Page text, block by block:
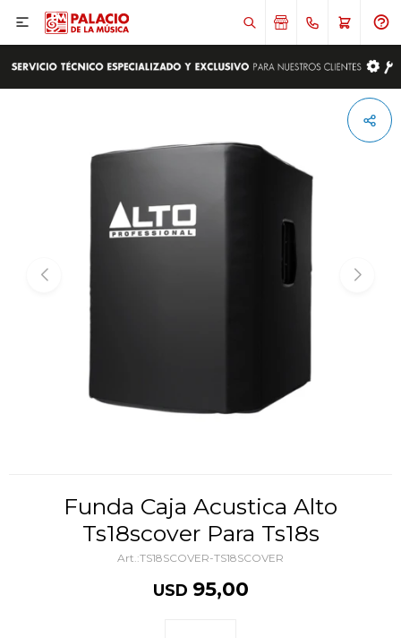

Funda Caja Acustica Alto
Ts18scover Para Ts18s
TS18SCOVER-TS18SCOVER
USD 95,00